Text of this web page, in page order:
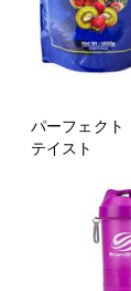
パーフェクト
テイスト